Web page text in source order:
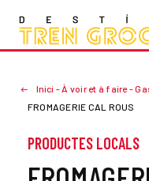
Inici -À voir et à faire-
FROMAGERIE CAL ROUS
PRODUCTES LOCALS